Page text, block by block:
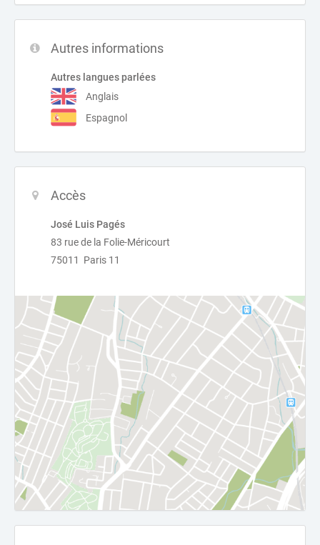
Autres informations
Autres langues parlées
Anglais
Espagnol
Accès
José Luis Pagés
83 rue de la Folie-Méricourt
75011 Paris 11